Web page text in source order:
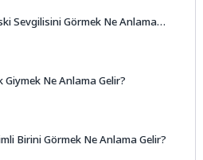
Sevgilisini Görmek Ne Anlama
Giymek Ne Anlama Gelir?
Birini Görmek Ne Anlama Gelir?